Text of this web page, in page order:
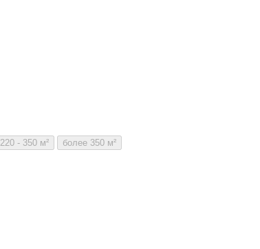
220 - 350 м² более 350 м²